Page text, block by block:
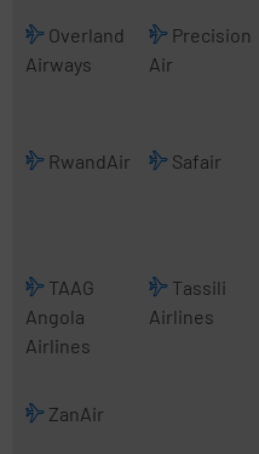
Overland
Airways
Precision
Air
RwandAir Safair
TAAG
Angola
Airlines
Tassili
Airlines
ZanAir